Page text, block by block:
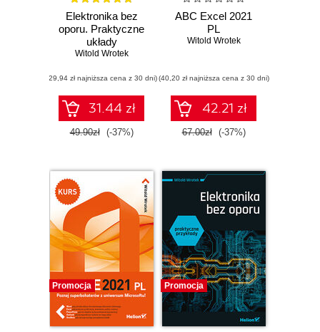
Elektronika bez
oporu. Praktyczne
układy
elektroniczne
Witold Wrotek
(29,94 zł najniższa cena z 30 dni)
31.44 zł
49.90zł (-37%)
ABC Excel 2021
PL
Witold Wrotek
(40,20 zł najniższa cena z 30 dni)
42.21 zł
67.00zł (-37%)
Promocja Promocja